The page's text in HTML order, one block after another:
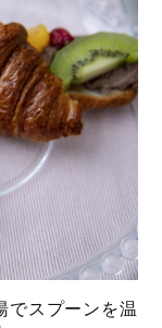
でスプーンを温